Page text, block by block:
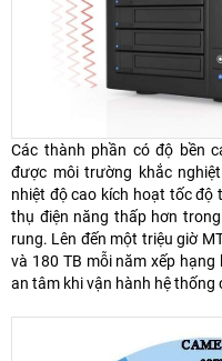
Các thành phần có độ bền
được môi trường khắc
nhiệt độ cao kích hoạt tốc độ
thụ điện năng thấp hơn
rung. Lên đến một triệu giờ
và 180 TB mỗi năm xếp
an tâm khi vận hành hệ thống